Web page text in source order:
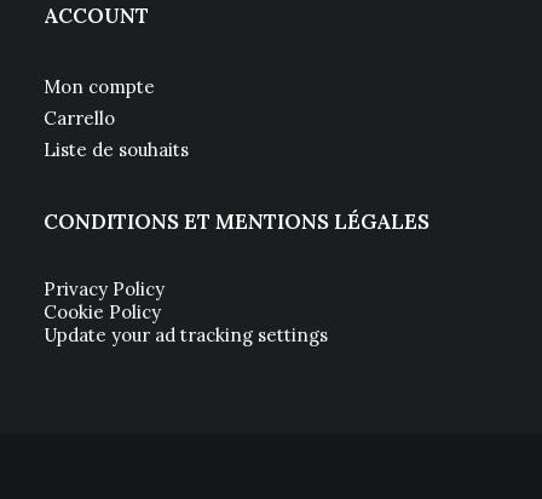
ACCOUNT
Mon compte
Carrello
Liste de souhaits
CONDITIONS ET MENTIONS LÉGALES
Privacy Policy
Cookie Policy
Update your ad tracking settings